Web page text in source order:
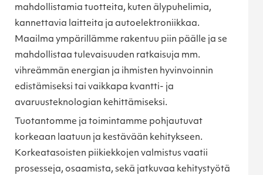
mahdollistamia tuotteita, kuten älypuhelimia,
kannettavia laitteita ja autoelektroniikkaa.
Maailma ympärillämme rakentuu piin päälle ja se
mahdollistaa tulevaisuuden ratkaisuja mm.
vihreämmän energian ja ihmisten hyvinvoinnin
edistämiseksi tai vaikkapa kvantti- ja
avaruusteknologian kehittämiseksi.
Tuotantomme ja toimintamme pohjautuvat
korkeaan laatuun ja kestävään kehitykseen.
Korkeatasoisten piikiekkojen valmistus vaatii
prosesseja, osaamista, sekä jatkuvaa kehitystyötä